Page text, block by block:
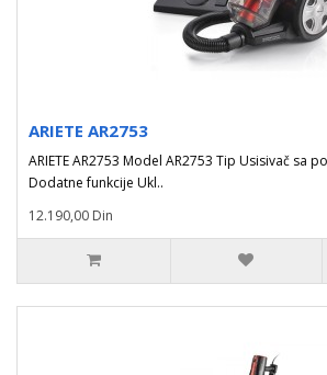
ARIETE AR2753
ARIETE AR2753 Model AR2753 Tip Usisivač sa
Dodatne funkcije Ukl..
12.190,00 Din